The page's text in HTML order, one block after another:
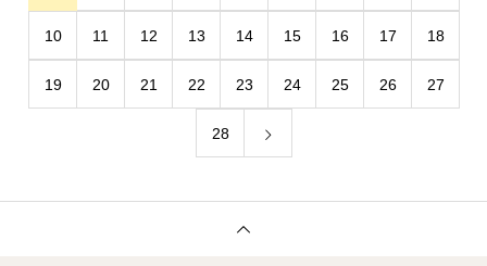
10 11 12 13 14 15 16 17 18
19 20 21 22 23 24 25 26 27
28